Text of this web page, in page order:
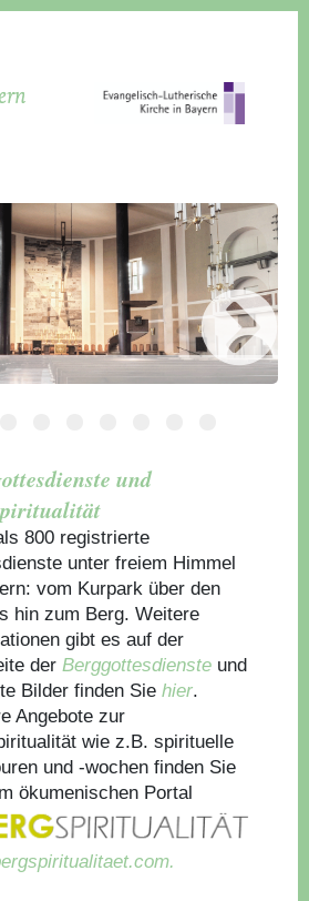
für Gruppen
und
800 registrierte
unter freiem Himmel
vom Kurpark über den
hin zum Berg. Weitere
gibt es auf der
derBerggottesdienste und
Bilder finden Sie hier.
Angebote zur
wie z.B. spirituelle
und -wochen finden Sie
ökumenischen Portal